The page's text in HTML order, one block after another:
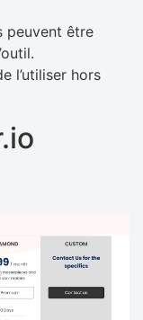
peuvent être
l’utiliser hors